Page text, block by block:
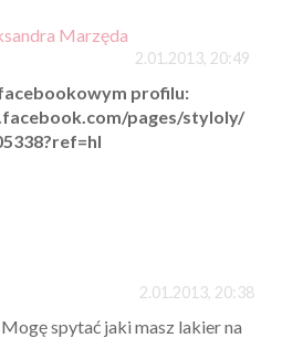
Marzęda
2.01.2013, 20:49
profilu:
pages/styloly/
2.01.2013, 20:38
spytać jaki masz lakier na